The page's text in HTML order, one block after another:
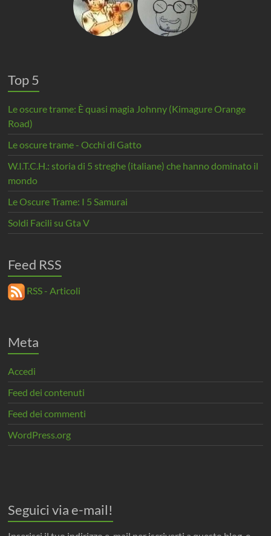
Top 5
Le oscure trame: È quasi magia Johnny (Kimagure Orange
Road)
Le oscure trame - Occhi di Gatto
W.I.T.C.H.: storia di 5 streghe (italiane) che hanno dominato il
mondo
Le Oscure Trame: I 5 Samurai
Soldi Facili su Gta V
Feed RSS
RSS - Articoli
Meta
Accedi
Feed dei contenuti
Feed dei commenti
WordPress.org
Seguici via e-mail!